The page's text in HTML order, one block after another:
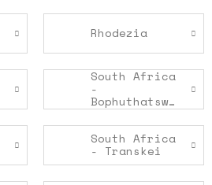
Rhodezia
South Africa
-
Bophuthatswana
South Africa
- Transkei